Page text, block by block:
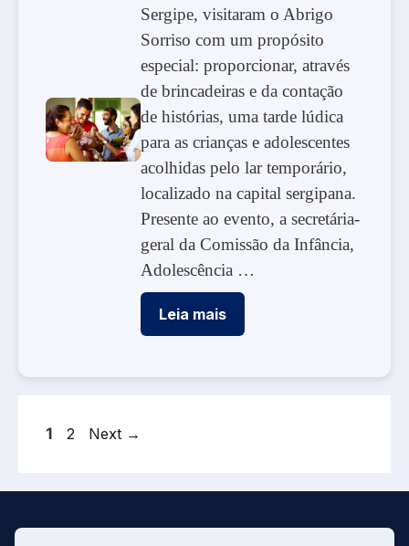
Sergipe, visitaram o Abrigo
Sorriso com um propósito
especial: proporcionar, através
de brincadeiras e da contação
de histórias, uma tarde lúdica
para as crianças e adolescentes
acolhidas pelo lar temporário,
localizado na capital sergipana.
Presente ao evento, a secretária-
geral da Comissão da Infância,
Adolescência …
Leia mais
Page
1 Page
2 Next →